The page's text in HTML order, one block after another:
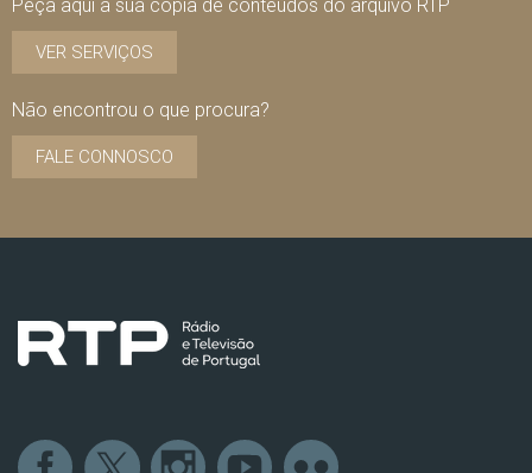
Peça aqui a sua cópia de conteúdos do arquivo RTP
VER SERVIÇOS
Não encontrou o que procura?
FALE CONNOSCO